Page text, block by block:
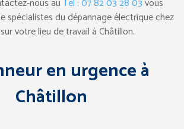
nous au Tel : 07 82 03 28 03vous
spécialistes du dépannage électrique chez
votre lieu de travail à Châtillon.
en urgence à
Châtillon